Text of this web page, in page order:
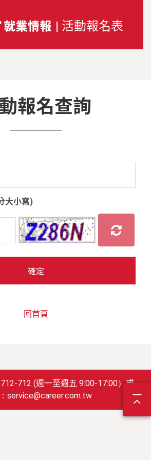
| 活動報名表
報名查詢
大小寫)
確定
回首頁
712 (週一至週五 9:00-17:00）或
service@career.com.tw